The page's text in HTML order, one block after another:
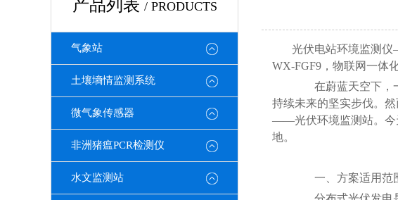
产品列表 / PRODUCTS
气象站
土壤墒情监测系统
微气象传感器
非洲猪瘟PCR检测仪
水文监测站
光伏电站环境监测仪
WX-FGF9，物联网一体
在蔚蓝天空下，一
持续未来的坚实步伐。
——光伏环境监测站。今
地。
一、方案适用范